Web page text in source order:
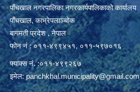
पाँचखाल नगरपालिका नगरकार्यपालिकाको कार्यालय
पाँचखाल, काभ्रेपलाञ्चोक
बागमती प्रदेश , नेपाल
फोन नं : ०११-४९९४५१, ०११-५९७०१६
फ्याक्स नं. :०११-४९९२६७
इमेल:panchkhal.municipality@gmail.com